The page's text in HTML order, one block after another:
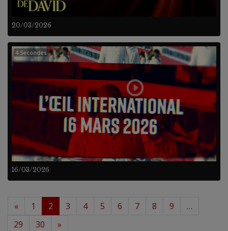
20/03/2026
16/03/2026
4 Secondes
« 1 2 3 4 5 6 7 8 9
…
29
30 »